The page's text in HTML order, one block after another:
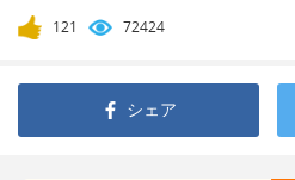
121 72424
シェア